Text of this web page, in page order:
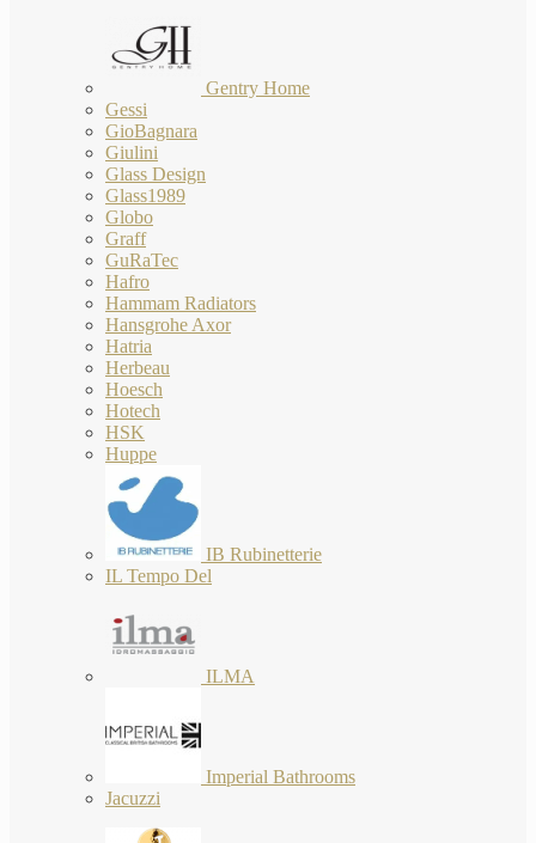
Gentry Home
Gessi
GioBagnara
Giulini
Glass Design
Glass1989
Globo
Graff
GuRaTec
Hafro
Hammam Radiators
Hansgrohe Axor
Hatria
Herbeau
Hoesch
Hotech
HSK
Huppe
IB Rubinetterie
IL Tempo Del
ILMA
Imperial Bathrooms
Jacuzzi